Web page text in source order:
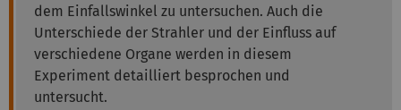
dem Einfallswinkel zu untersuchen. Auch die
Unterschiede der Strahler und der Einfluss auf
verschiedene Organe werden in diesem
Experiment detailliert besprochen und
untersucht.